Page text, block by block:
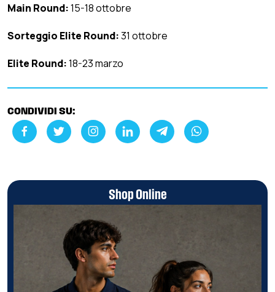
Main Round:15-18 ottobre
Sorteggio Elite Round:31 ottobre
Elite Round:18-23 marzo
CONDIVIDI SU:
Shop Online